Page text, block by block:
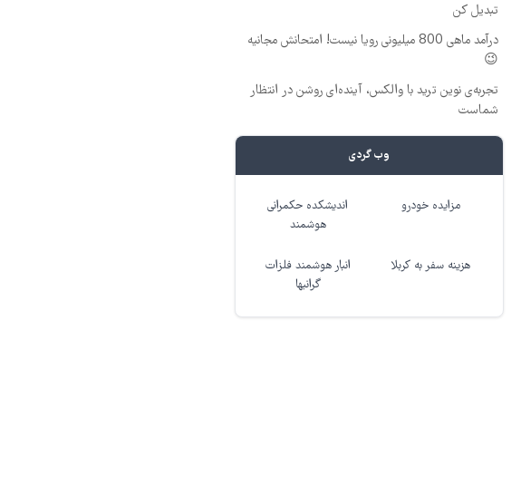
تبدیل کن
درآمد ماهی 800 میلیونی رویا نیست! امتحانش مجانیه
😉
تجربه‌ی نوین ترید با والکس، آینده‌ای روشن در انتظار
شماست
وب گردی
مزایده خودرو
اندیشکده حکمرانی
هوشمند
هزینه سفر به کربلا
انبار هوشمند فلزات
گرانبها